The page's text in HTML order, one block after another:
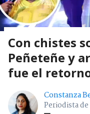
Con chistes
Peñeteñe y
fue el
Constanza
Periodista